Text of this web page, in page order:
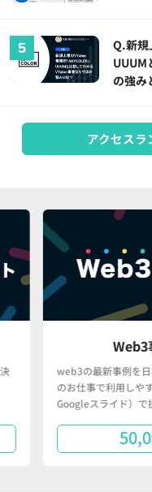
Q.新規
UUUM
の強み
アクセスラ
Web3
web3の最新事例を
のお仕事で利用しや
Googleスライド）で